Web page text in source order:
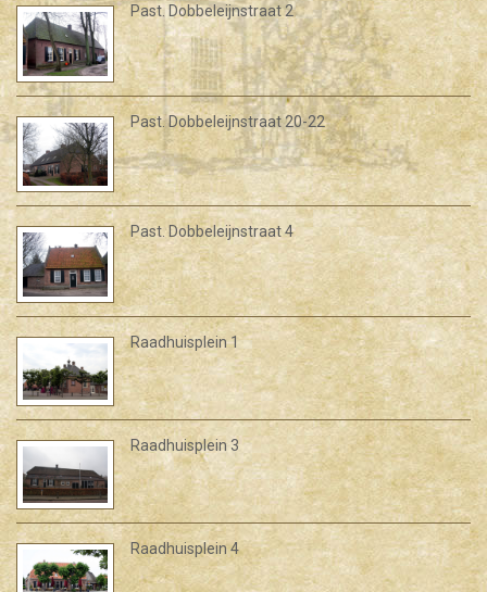
Past. Dobbeleijnstraat 2
Past. Dobbeleijnstraat 20-22
Past. Dobbeleijnstraat 4
Raadhuisplein 1
Raadhuisplein 3
Raadhuisplein 4